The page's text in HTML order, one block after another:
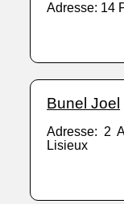
Adresse: 14
Bunel Joel
Adresse: 2
Lisieux